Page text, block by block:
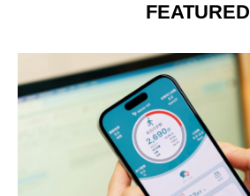
FEATURED